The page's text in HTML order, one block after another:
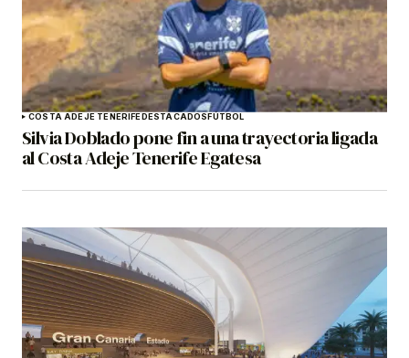
COSTA ADEJE TENERIFEDESTACADOSFÚTBOL
Silvia Doblado pone fin a una trayectoria ligada
al Costa Adeje Tenerife Egatesa